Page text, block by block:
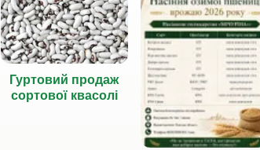
Гуртовий продаж
сортової квасолі